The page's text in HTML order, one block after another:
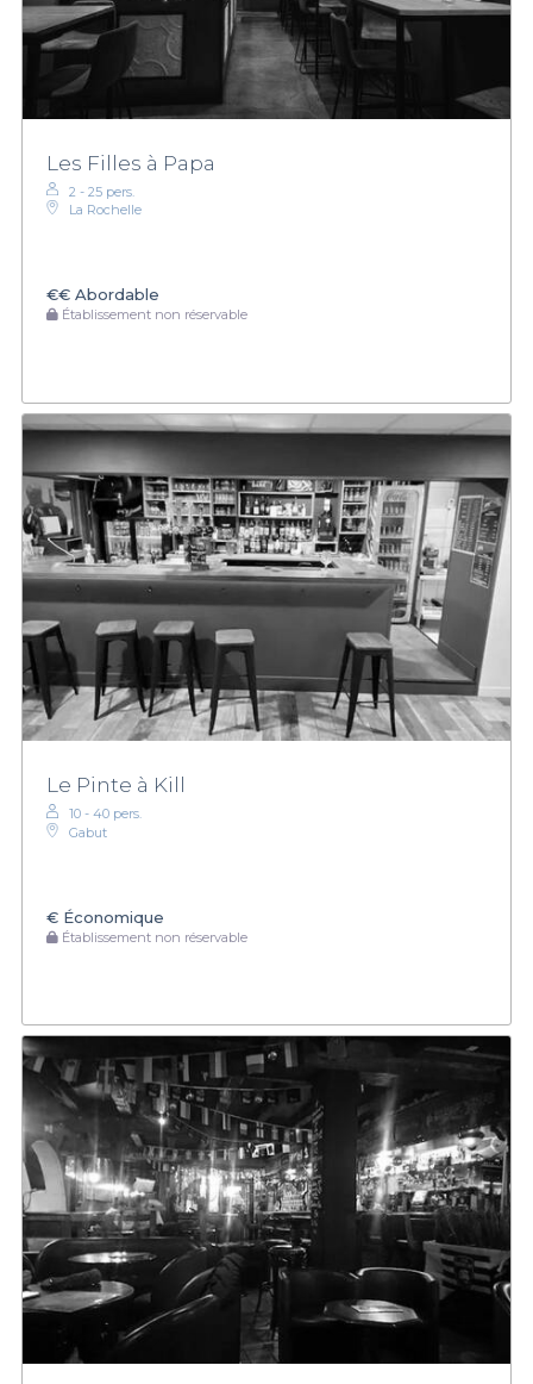
Les Filles à Papa
2 - 25 pers.
La Rochelle
€€ Abordable
Établissement non réservable
Le Pinte à Kill
10 - 40 pers.
Gabut
€ Économique
Établissement non réservable